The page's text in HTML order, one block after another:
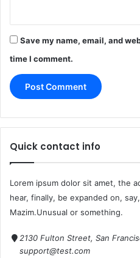
Save my name, email, and
time I comment.
Quick contact info
Lorem ipsum dolor sit amet, the
hear, finally, be expanded on,
Mazim.Unusual or something.
2130 Fulton Street, San
support@test.com